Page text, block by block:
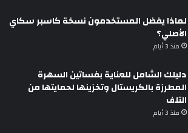
لماذا يفضل المستخدمون نسخة كاسبر سكاي
الأصلي؟
منذ 3 أيام
دليلك الشامل للعناية بفساتين السهرة
المطرزة بالكريستال وتخزينها لحمايتها من
التلف
منذ 3 أيام